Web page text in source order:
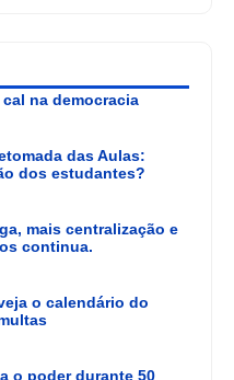
cal na democracia
das Aulas:
dos estudantes?
mais centralização e
continua.
o calendário do
o poder durante 50